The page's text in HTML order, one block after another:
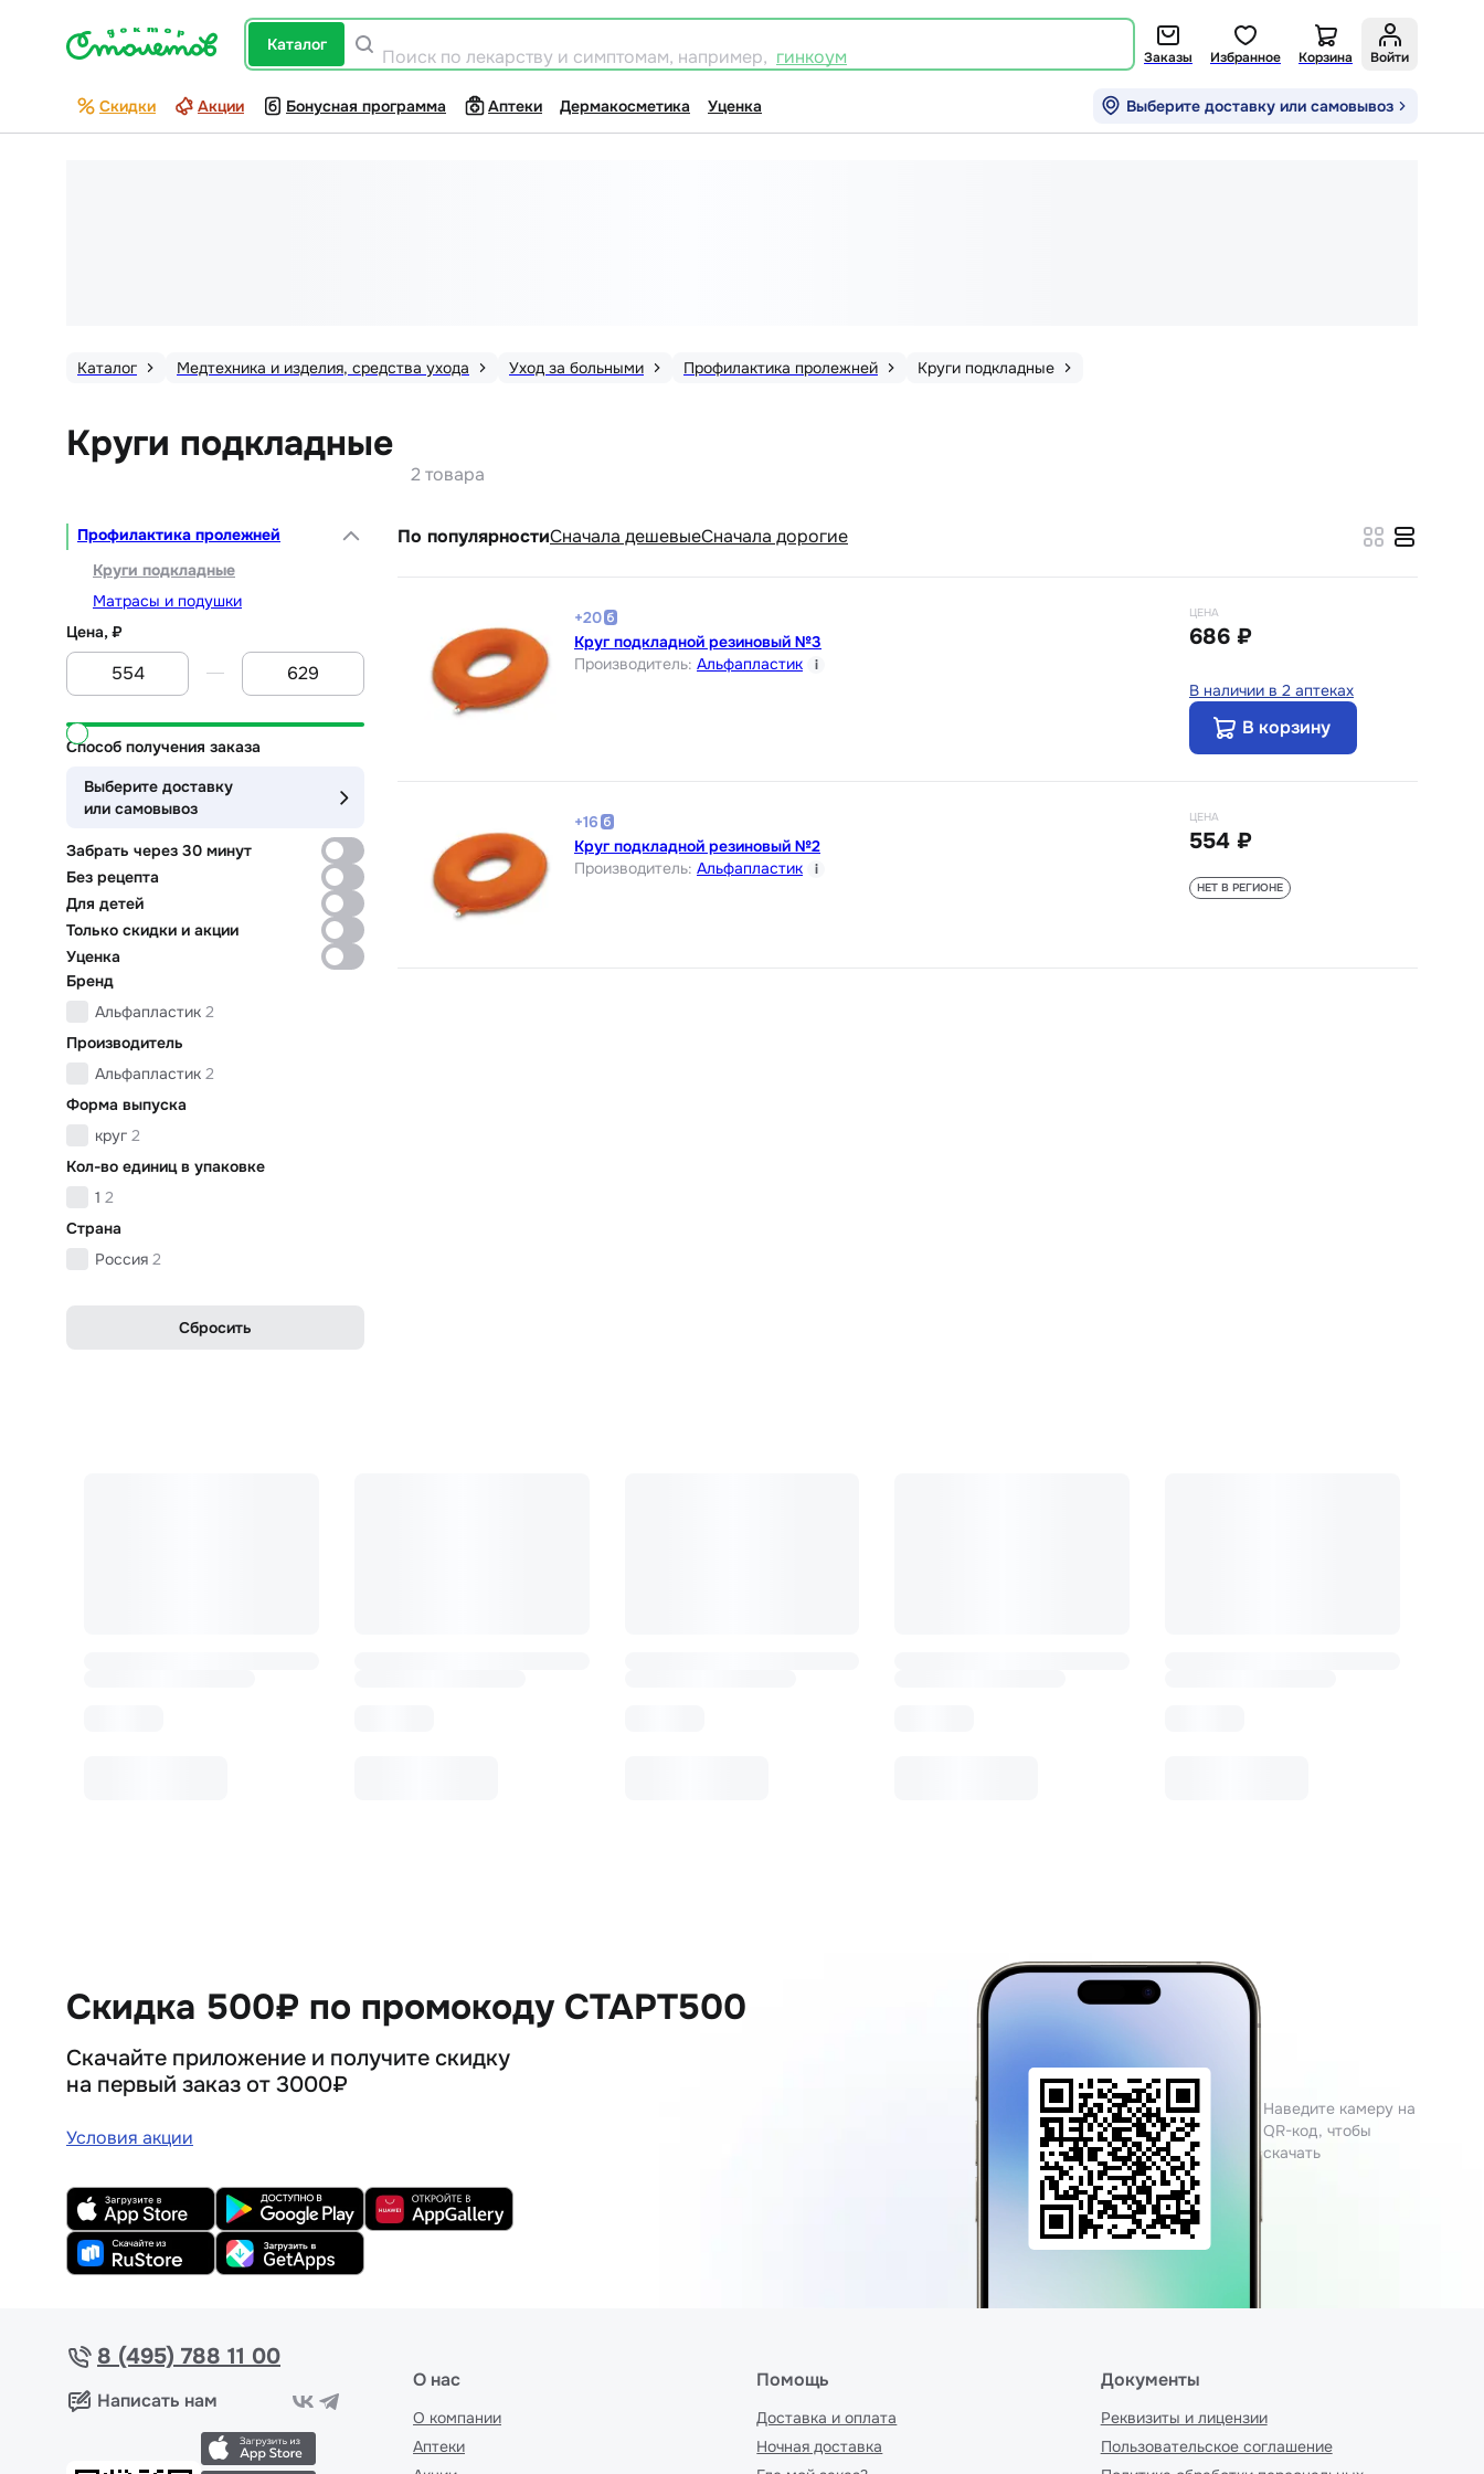
каталог
Поиск по лекарству и симптомам, например, гинкоум Заказы Избранное Корзина Войти
Скидки Акции Бонусная программа Аптеки Дермакосметика Уценка Выберите доставку или самовывоз
Каталог Медтехника и изделия, средства ухода Уход за больными Профилактика пролежней Круги подкладные
Круги подкладные
2 товара
Профилактика пролежней
Круги подкладные
Матрасы и подушки
Цена, ₽
Способ получения заказа
Выберите доставку
или самовывоз
Забрать через 30 минут
Без рецепта
Для детей
Только скидки и акции
Уценка
Бренд
Альфапластик 2
Производитель
Альфапластик 2
Форма выпуска
круг 2
Кол-во единиц в упаковке
1 2
Страна
Россия 2
Сбросить
По популярностиCначала дешевыеCначала дорогие
+20
Круг подкладной резиновый №3
Производитель: Альфапластик i
ЦЕНА
686 ₽
В наличии в 2 аптеках
В корзину
+16
Круг подкладной резиновый №2
Производитель: Альфапластик i
ЦЕНА
554 ₽
НЕТ В РЕГИОНЕ
Скидка 500₽ по промокоду СТАРТ500
Скачайте приложение и получите скидку
на первый заказ от 3000₽
Условия акции
Наведите камеру на
QR-код, чтобы
скачать
8 (495) 788 11 00
Написать нам
О нас
О компании
Аптеки
Помощь
Доставка и оплата
Ночная доставка
Документы
Реквизиты и лицензии
Пользовательское соглашение